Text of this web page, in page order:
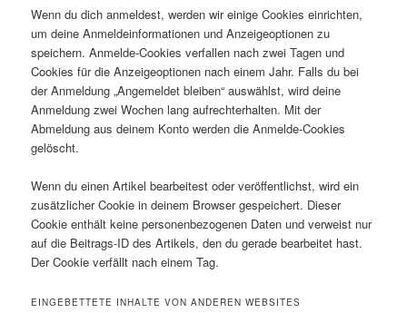
Wenn du dich anmeldest, werden wir einige Cookies einrichten,
um deine Anmeldeinformationen und Anzeigeoptionen zu
speichern. Anmelde-Cookies verfallen nach zwei Tagen und
Cookies für die Anzeigeoptionen nach einem Jahr. Falls du bei
der Anmeldung „Angemeldet bleiben“ auswählst, wird deine
Anmeldung zwei Wochen lang aufrechterhalten. Mit der
Abmeldung aus deinem Konto werden die Anmelde-Cookies
gelöscht.
Wenn du einen Artikel bearbeitest oder veröffentlichst, wird ein
zusätzlicher Cookie in deinem Browser gespeichert. Dieser
Cookie enthält keine personenbezogenen Daten und verweist nur
auf die Beitrags-ID des Artikels, den du gerade bearbeitet hast.
Der Cookie verfällt nach einem Tag.
EINGEBETTETE INHALTE VON ANDEREN WEBSITES